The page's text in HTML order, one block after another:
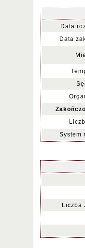
Data
Data
System
Liczba